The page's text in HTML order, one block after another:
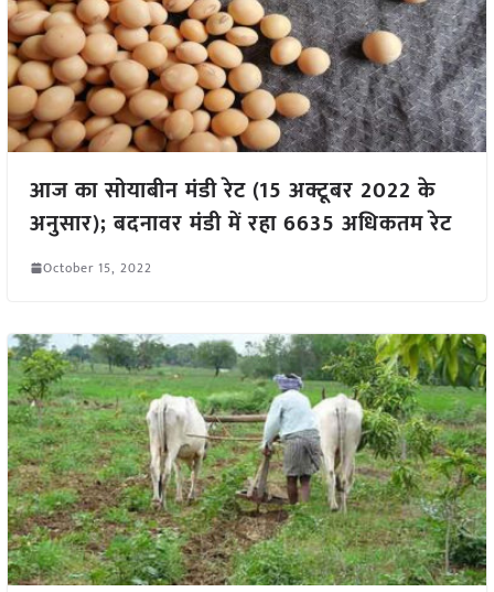
आज का सोयाबीन मंडी रेट (15 अक्टूबर 2022 के
अनुसार); बदनावर मंडी में रहा 6635 अधिकतम रेट
October 15, 2022